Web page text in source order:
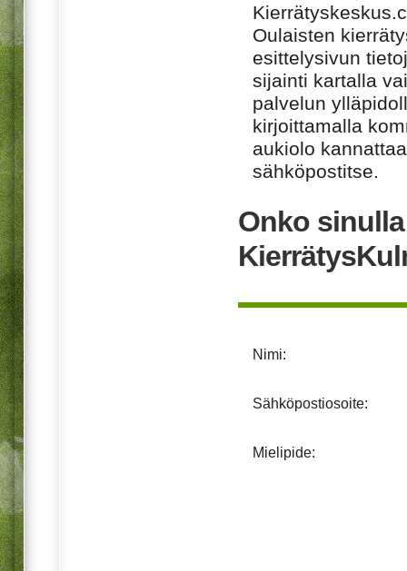
Oulaisten
esittelysivun
sijainti kartalla
palvelun
kirjoittamalla
aukiolo
sähköpostitse.
Onko
Nimi:
Sähköpostiosoite:
Mielipide: